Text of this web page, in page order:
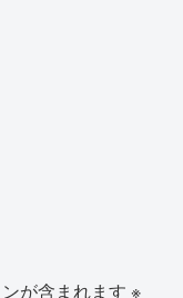
が含まれます ※